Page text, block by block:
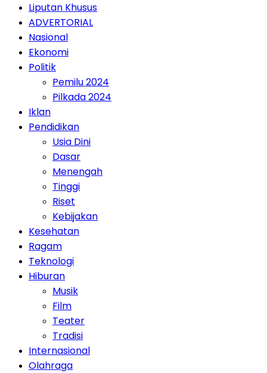
Liputan Khusus
ADVERTORIAL
Nasional
Ekonomi
Politik
Pemilu 2024
Pilkada 2024
Iklan
Pendidikan
Usia Dini
Dasar
Menengah
Tinggi
Riset
Kebijakan
Kesehatan
Ragam
Teknologi
Hiburan
Musik
Film
Teater
Tradisi
Internasional
Olahraga